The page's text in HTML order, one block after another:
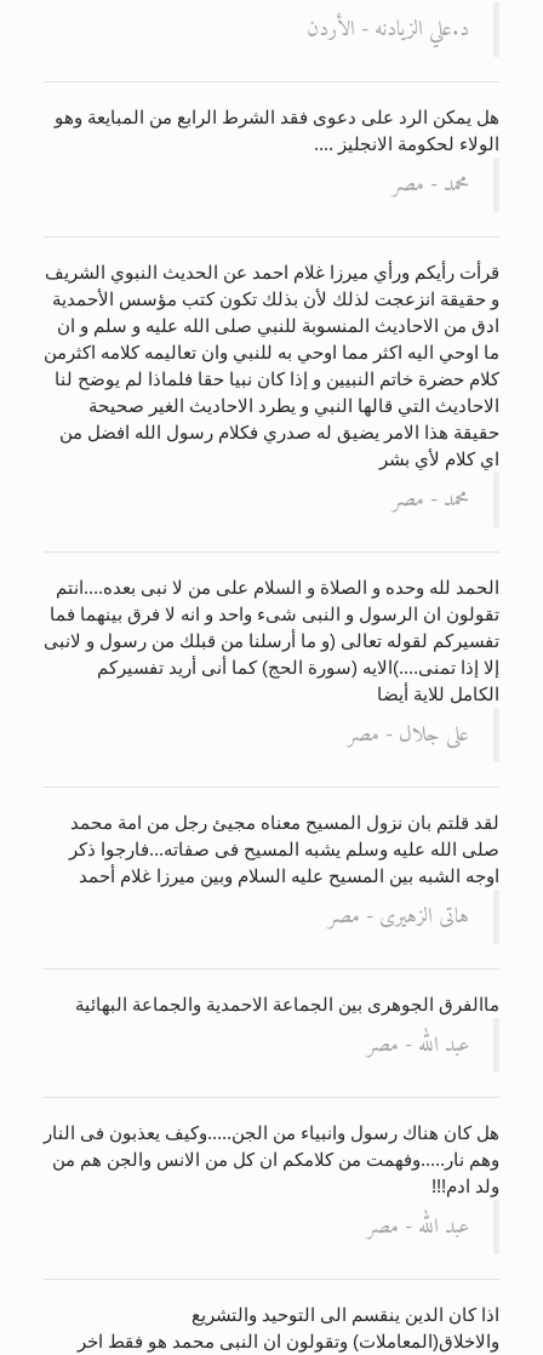
د.علي الزيادنه - الأردن
هل يمكن الرد على دعوى فقد الشرط الرابع من المبايعة وهو
الولاء لحكومة الانجليز ....
محمد - مصر
قرأت رأيكم ورأي ميرزا غلام احمد عن الحديث النبوي الشريف
و حقيقة انزعجت لذلك لأن بذلك تكون كتب مؤسس الأحمدية
ادق من الاحاديث المنسوبة للنبي صلى الله عليه و سلم و ان
ما اوحي اليه اكثر مما اوحي به للنبي وان تعاليمه كلامه اكثرمن
كلام حضرة خاتم النبيين و إذا كان نبيا حقا فلماذا لم يوضح لنا
الاحاديث التي قالها النبي و يطرد الاحاديث الغير صحيحة
حقيقة هذا الامر يضيق له صدري فكلام رسول الله افضل من
اي كلام لأي بشر
محمد - مصر
الحمد لله وحده و الصلاة و السلام على من لا نبى بعده....انتم
تقولون ان الرسول و النبى شىء واحد و انه لا فرق بينهما فما
تفسيركم لقوله تعالى (و ما أرسلنا من قبلك من رسول و لانبى
إلا إذا تمنى....)الايه (سورة الحج) كما أنى أريد تفسيركم
الكامل للاية أيضا
على جلال - مصر
لقد قلتم بان نزول المسيح معناه مجيئ رجل من امة محمد
صلى الله عليه وسلم يشبه المسيح فى صفاته...فارجوا ذكر
اوجه الشبه بين المسيح عليه السلام وبين ميرزا غلام أحمد
هاتى الزهيرى - مصر
ماالفرق الجوهرى بين الجماعة الاحمدية والجماعة البهائية
عبد الله - مصر
هل كان هناك رسول وانبياء من الجن.....وكيف يعذبون فى النار
وهم نار.....وفهمت من كلامكم ان كل من الانس والجن هم من
ولد ادم!!!
عبد الله - مصر
اذا كان الدين ينقسم الى التوحيد والتشريع
والاخلاق(المعاملات) وتقولون ان النبى محمد هو فقط اخر